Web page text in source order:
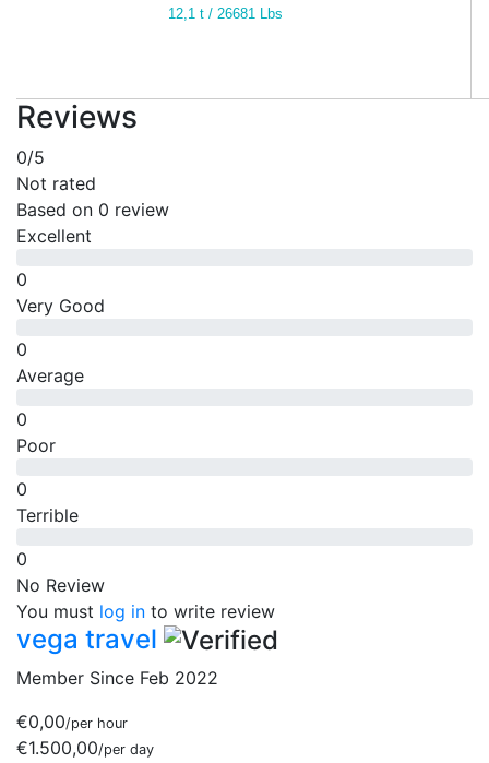
12,1 t / 26681 Lbs
Reviews
0/5
Not rated
Based on 0 review
Excellent
0
Very Good
0
Average
0
Poor
0
Terrible
0
No Review
You must log in to write review
vega travel
Member Since Feb 2022
€0,00/per hour
€1.500,00/per day